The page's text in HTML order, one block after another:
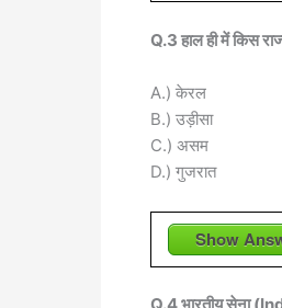
Q.3 हाल ही में किस
A.) केरल
B.) उड़ीसा
C.) असम
D.) गुजरात
Show